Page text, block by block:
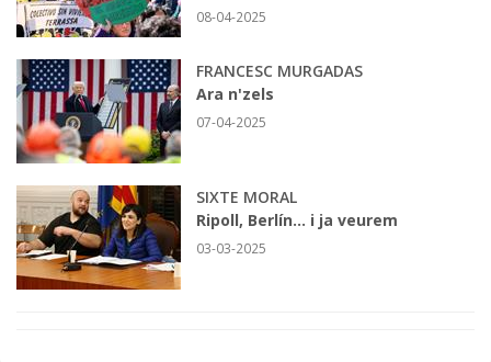
08-04-2025
FRANCESC MURGADAS
Ara n'zels
07-04-2025
SIXTE MORAL
Ripoll, Berlín... i ja veurem
03-03-2025